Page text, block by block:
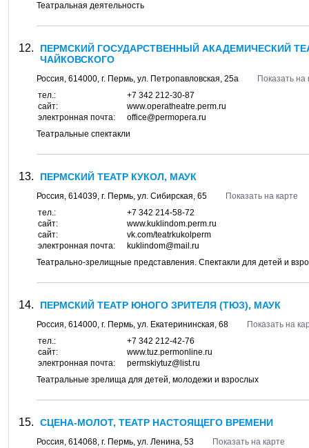
Театральная деятельность
ПЕРМСКИЙ ГОСУДАРСТВЕННЫЙ АКАДЕМИЧЕСКИЙ
ЧАЙКОВСКОГО
Россия, 614000, г. Пермь, ул. Петропавловская, 25а
Показать на
тел.:
+7 342 212-30-87
сайт:
www.operatheatre.perm.ru
электронная почта:
office@permopera.ru
Театральные спектакли
ПЕРМСКИЙ ТЕАТР КУКОЛ, МАУК
Россия, 614039, г. Пермь, ул. Сибирская, 65
Показать на карте
тел.:
+7 342 214-58-72
сайт:
www.kuklindom.perm.ru
сайт:
vk.com/teatrkukolperm
электронная почта:
kuklindom@mail.ru
Театрально-зрелищные представления. Спектакли для детей и
ПЕРМСКИЙ ТЕАТР ЮНОГО ЗРИТЕЛЯ (ТЮЗ), МАУК
Россия, 614000, г. Пермь, ул. Екатерининская, 68
Показать на
тел.:
+7 342 212-42-76
сайт:
www.tuz.permonline.ru
электронная почта:
permskiytuz@list.ru
Театральные зрелища для детей, молодежи и взрослых
СЦЕНА-МОЛОТ, ТЕАТР НАСТОЯЩЕГО ВРЕМЕНИ
Россия, 614068, г. Пермь, ул. Ленина, 53 Показать на карте